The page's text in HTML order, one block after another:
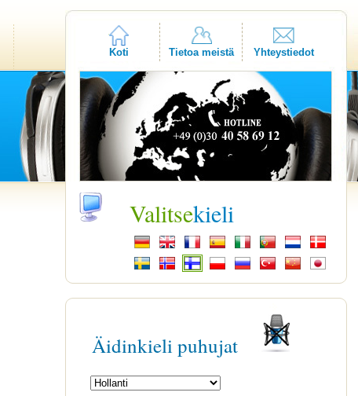
Koti Tietoa meistä Yhteystiedot
Valitsekieli
Äidinkieli puhujat